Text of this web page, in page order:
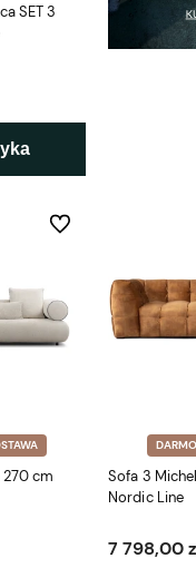
SET 3
270 cm
Do ulubionych
Sofa 3 Michelle
Nordic Line
7 798,00